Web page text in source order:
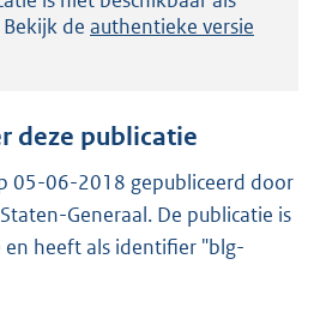
g
t
e
:
5
de authentieke versie
deze publicatie
05-06-2018 gepubliceerd door
Generaal. De publicatie is
en heeft als identifier "blg-